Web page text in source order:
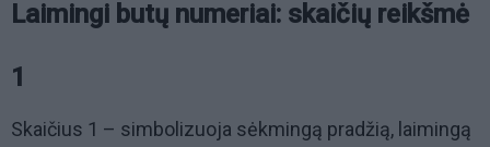
Laimingi butų numeriai: skaičių reikšmė
1
Skaičius 1 – simbolizuoja sėkmingą pradžią, laimingą